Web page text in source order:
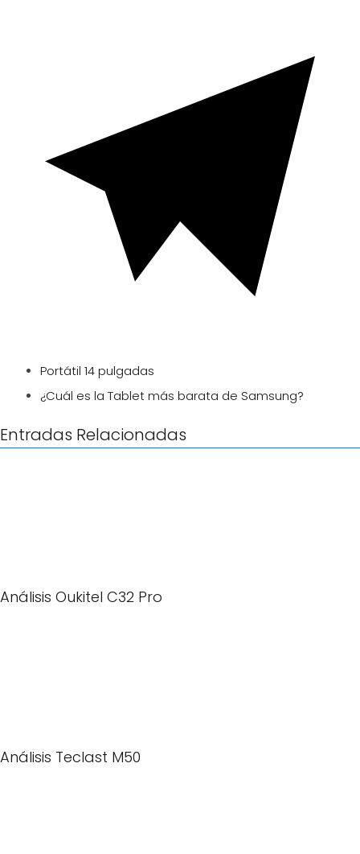
Portátil 14 pulgadas
¿Cuál es la Tablet más barata de Samsung?
Entradas Relacionadas
Análisis Oukitel C32 Pro
Análisis Teclast M50